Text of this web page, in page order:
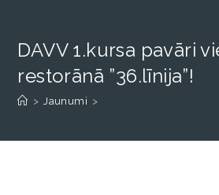
DAVV 1.kursa pavāri
restorānā ”36.līnija”!
> Jaunumi >